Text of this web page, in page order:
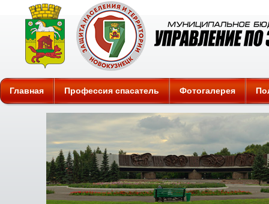
Защита
Главная Профессия спасатель Фотогалерея